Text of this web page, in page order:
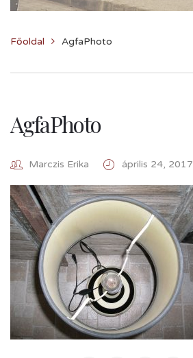
Főoldal AgfaPhoto
AgfaPhoto
Marczis Erika április 24, 2017